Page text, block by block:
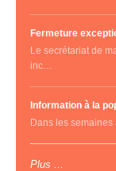
Fermeture
Le secrétariat de
inc…
Information à la
Dans les
Plus ...